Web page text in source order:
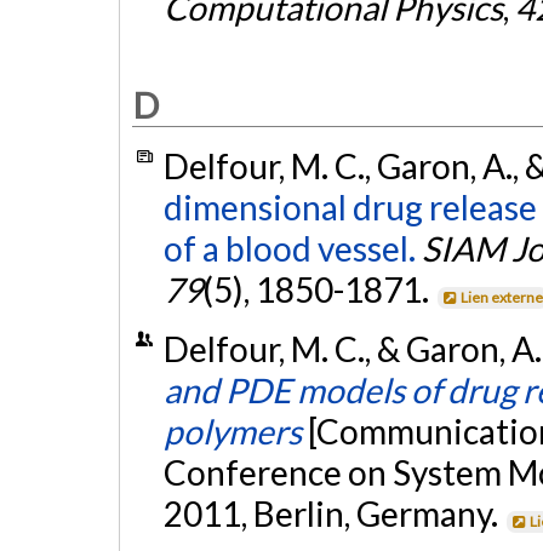
D
Delfour, M. C., Garon, A.,
dimensional drug
of a blood vessel. SIAM
79(5), 1850-1871. Lien externe
Delfour, M. C., & Garon,
and PDE models of drug
polymers
Conference on System
2011, Berlin, Germany.